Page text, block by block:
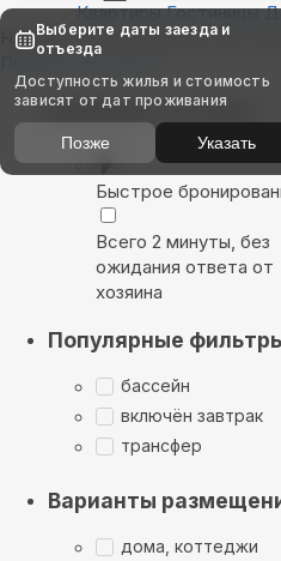
Квартиры Гостиницы
Найдём, где остановиться в
Показать на карте
Выбирайте лучшее
Быстрое
Всего 2 минуты, без
ожидания ответа от
хозяина
Популярные
бассейн
включён завтрак
трансфер
Варианты
дома, коттеджи
Выберите даты заезда и
отъезда
Доступность жилья и стоимость
зависят от дат проживания
Позже Указать